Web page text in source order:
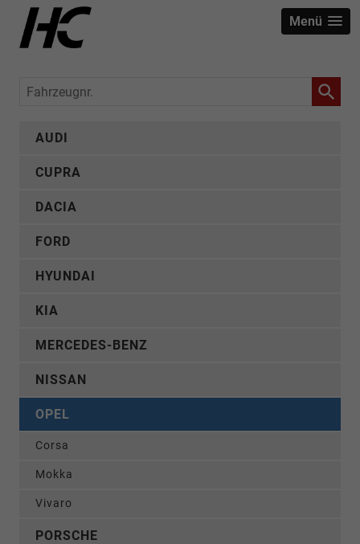
Menü
Fahrzeugnr.
AUDI
CUPRA
DACIA
FORD
HYUNDAI
KIA
MERCEDES-BENZ
NISSAN
OPEL
Corsa
Mokka
Vivaro
PORSCHE